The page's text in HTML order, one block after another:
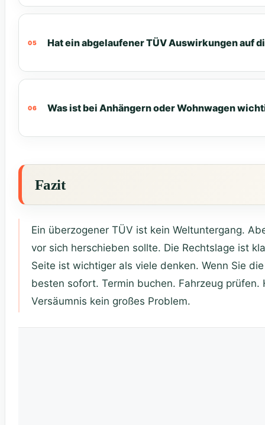
Hat ein abgelaufener TÜV Auswirkungen auf
Was ist bei Anhängern oder Wohnwagen
Fazit
Ein überzogener TÜV ist kein Weltuntergang.
vor sich herschieben sollte. Die Rechtslage ist
Seite ist wichtiger als viele denken. Wenn Sie
besten sofort. Termin buchen. Fahrzeug
Versäumnis kein großes Problem.